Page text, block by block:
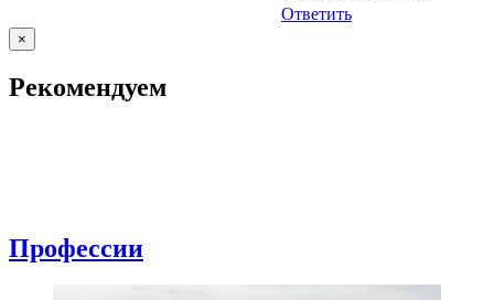
Ответить
×
Рекомендуем
Профессии